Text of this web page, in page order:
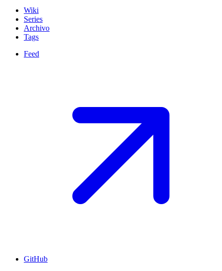
Wiki
Series
Archivo
Tags
Feed
GitHub